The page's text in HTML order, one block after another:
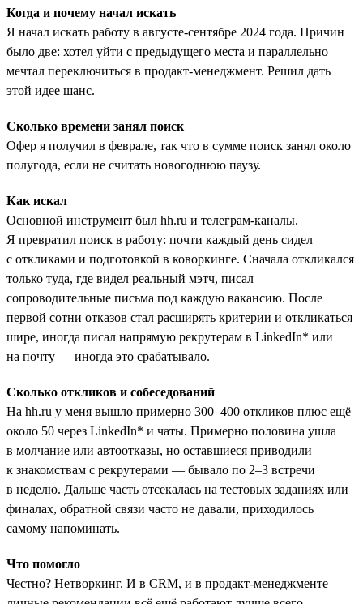
Когда и почему начал искать
Я начал искать работу в августе-сентябре 2024 года. Причин
было две: хотел уйти с предыдущего места и параллельно
мечтал переключиться в продакт-менеджмент. Решил дать
этой идее шанс.
Сколько времени занял поиск
Офер я получил в феврале, так что в сумме поиск занял около
полугода, если не считать новогоднюю паузу.
Как искал
Основной инструмент был hh.ru и телеграм-каналы.
Я превратил поиск в работу: почти каждый день сидел
с откликами и подготовкой в коворкинге. Сначала откликался
только туда, где видел реальный мэтч, писал
сопроводительные письма под каждую вакансию. После
первой сотни отказов стал расширять критерии и откликаться
шире, иногда писал напрямую рекрутерам в LinkedIn* или
на почту — иногда это срабатывало.
Сколько откликов и собеседований
На hh.ru у меня вышло примерно 300–400 откликов плюс ещё
около 50 через LinkedIn* и чаты. Примерно половина ушла
в молчание или автоотказы, но оставшиеся приводили
к знакомствам с рекрутерами — бывало по 2–3 встречи
в неделю. Дальше часть отсекалась на тестовых заданиях или
финалах, обратной связи часто не давали, приходилось
самому напоминать.
Что помогло
Честно? Нетворкинг. И в CRM, и в продакт-менеджменте